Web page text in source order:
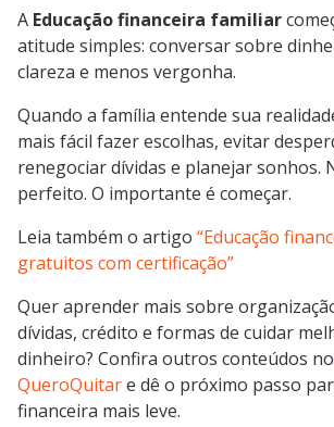
A Educação financeira familiar
atitude simples: conversar sobre
clareza e menos vergonha.
Quando a família entende sua
mais fácil fazer escolhas, evitar
renegociar dívidas e planejar sonhos.
perfeito. O importante é começar.
Leia também o artigo “Educação
gratuitos com certificação”
Quer aprender mais sobre
dívidas, crédito e formas de cuidar
dinheiro? Confira outros conteúdos no
QueroQuitare dê o próximo passo
financeira mais leve.